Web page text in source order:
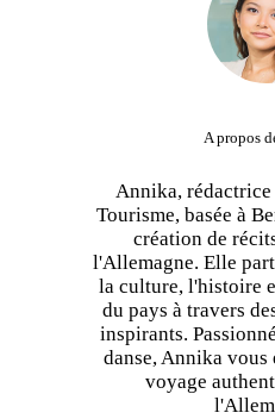
A propos
Annika,
Tourisme, basée à
création de
l'Allemagne. Elle
la culture, l'histoire
du pays à travers
inspirants.
danse, Annika vous
voyage